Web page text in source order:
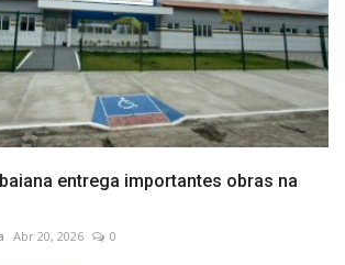
entrega importantes obras na
Abr 20, 2026 0